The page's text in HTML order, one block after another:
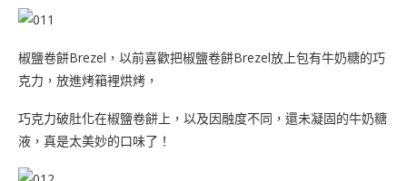
椒鹽卷餅Brezel，以前喜歡把椒鹽卷餅Brezel放上包有牛奶糖的巧
克力，放進烤箱裡烘烤，
巧克力破肚化在椒鹽卷餅上，以及因融度不同，還未凝固的牛奶糖
液，真是太美妙的口味了！